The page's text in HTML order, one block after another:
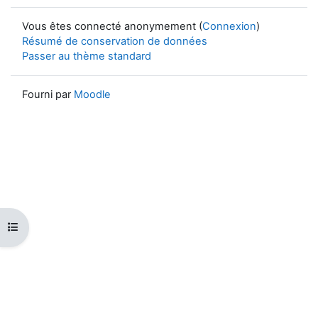
Ouvrir l’index du cours
Vous êtes connecté anonymement (Connexion)
Résumé de conservation de données
Passer au thème standard
Fourni par Moodle